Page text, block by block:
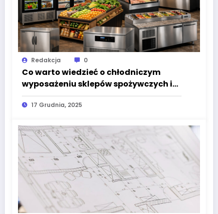
Redakcja 0
Co warto wiedzieć o chłodniczym
wyposażeniu sklepów spożywczych i
lokali gastronomicznych?
17 Grudnia, 2025